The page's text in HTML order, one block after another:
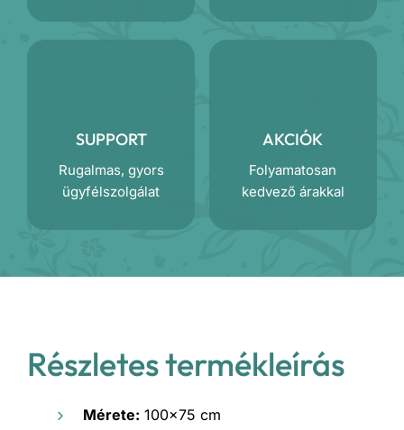
SUPPORT
Rugalmas, gyors
ügyfélszolgálat
AKCIÓK
Folyamatosan
kedvező árakkal
Részletes termékleírás
Mérete: 100×75 cm